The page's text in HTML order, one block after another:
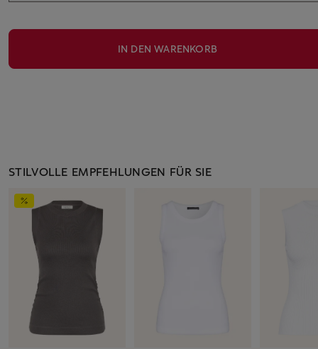
IN DEN WARENKORB
STILVOLLE EMPFEHLUNGEN FÜR SIE